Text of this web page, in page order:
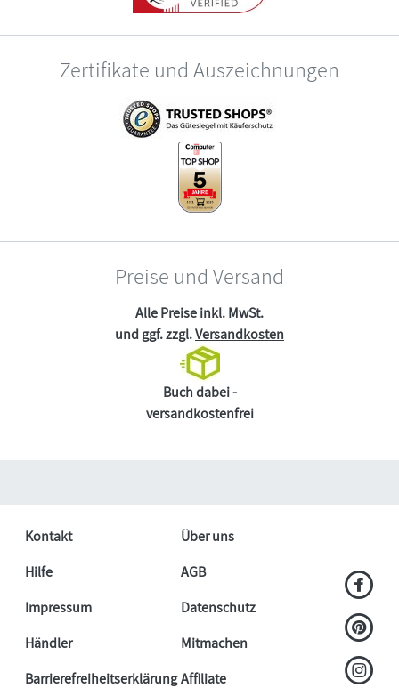
Zertifikate und Auszeichnungen
Preise und Versand
Alle Preise inkl. MwSt.
und ggf. zzgl.Versandkosten
Buch dabei -
versandkostenfrei
Kontakt
Über uns
Hilfe
AGB
Impressum
Datenschutz
Händler
Mitmachen
BarrierefreiheitserklärungAffiliate